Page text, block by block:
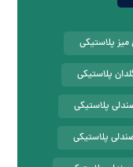
میز پلاستیکی
پلاستیکی
پلاستیکی
پلاستیکی